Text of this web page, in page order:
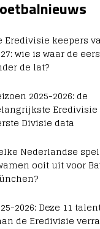
Eredivisie keepers
wie is waar de
de lat?
2025-2026: de
Eredivisie
Divisie data
Nederlandse
ooit uit voor
2026: Deze 11
de Eredivisie